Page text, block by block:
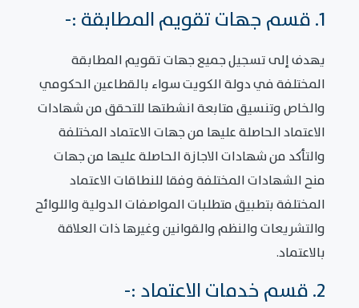
1. قسم جهات تقويم المطابقة :-
يهدف إلى تسجيل جميع جهات تقويم المطابقة
المختلفة في دولة الكويت سواء بالقطاعين الحكومي
والخاص وتنسيق متابعة انشطتها للتحقق من شهادات
الاعتماد الحاصلة عليها من جهات الاعتماد المختلفة
والتأكد من شهادات الاجازة الحاصلة عليها من جهات
منح الشهادات المختلفة وفقا للنطاقات الاعتماد
المختلفة بتطبيق متطلبات المواصفات الدولية واللوائح
والتشريعات والنظم والقوانين وغيرها ذات العلاقة
بالاعتماد.
2. قسم خدمات الاعتماد :-